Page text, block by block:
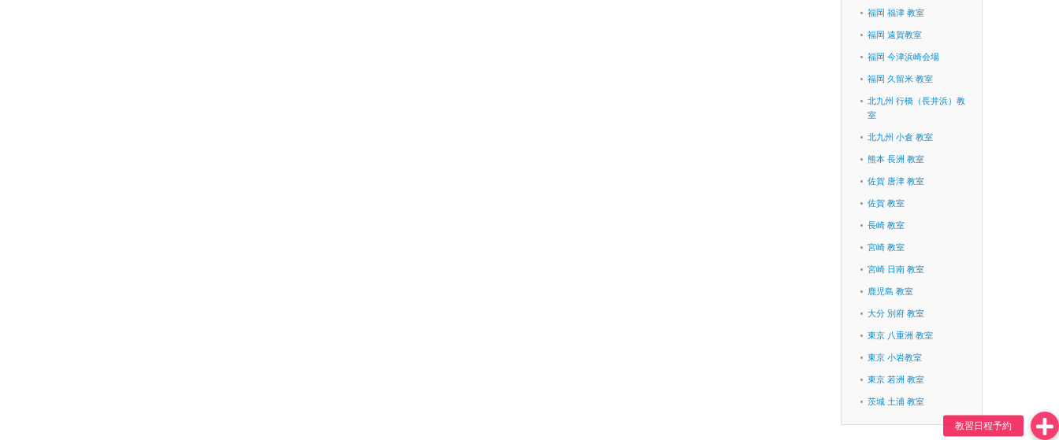
福岡 福津 教室
福岡 遠賀教室
福岡 今津浜崎会場
福岡 久留米 教室
北九州 行橋（長井浜）教
室
北九州 小倉 教室
熊本 長洲 教室
佐賀 唐津 教室
佐賀 教室
長崎 教室
宮崎 教室
宮崎 日南 教室
鹿児島 教室
大分 別府 教室
東京 八重洲 教室
東京 小岩教室
東京 若洲 教室
茨城 土浦 教室